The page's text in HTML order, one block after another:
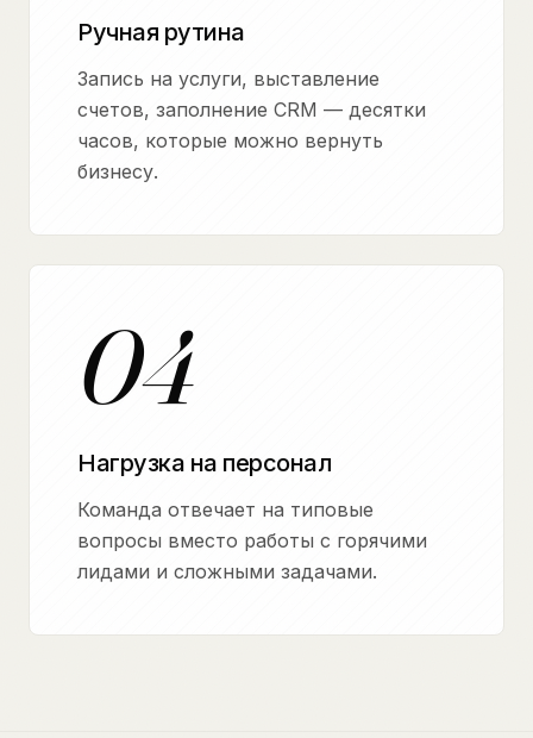
Ручная рутина
Запись на услуги, выставление
счетов, заполнение CRM — десятки
часов, которые можно вернуть
бизнесу.
04
Нагрузка на персонал
Команда отвечает на типовые
вопросы вместо работы с горячими
лидами и сложными задачами.